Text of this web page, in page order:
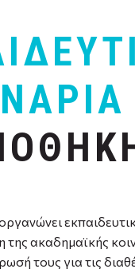
της ακαδημαϊκής
τους για τις